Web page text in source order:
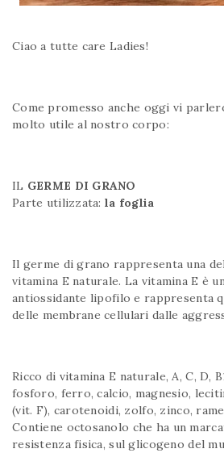
Ciao a tutte care Ladies!
Come promesso anche oggi vi
molto utile al nostro corpo:
IL GERME DI GRANO
Parte utilizzata:la foglia
Il germe di grano rappresenta una
vitamina E naturale. La vitamina E è
antiossidante lipofilo e rappresenta
delle membrane cellulari dalle
Ricco di vitamina E naturale, A, C, D,
fosforo, ferro, calcio, magnesio,
(vit. F), carotenoidi, zolfo, zinco,
Contiene octosanolo che ha un
resistenza fisica, sul glicogeno del